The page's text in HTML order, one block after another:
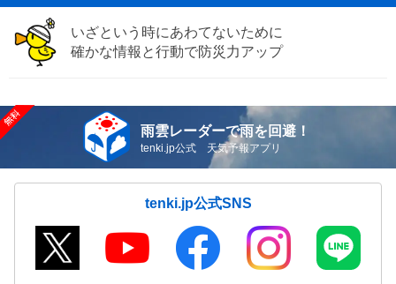
いざという時にあわてないために
確かな情報と行動で防災力アップ
雨雲レーダーで雨を回避！
tenki.jp公式 天気予報アプリ
tenki.jp公式SNS